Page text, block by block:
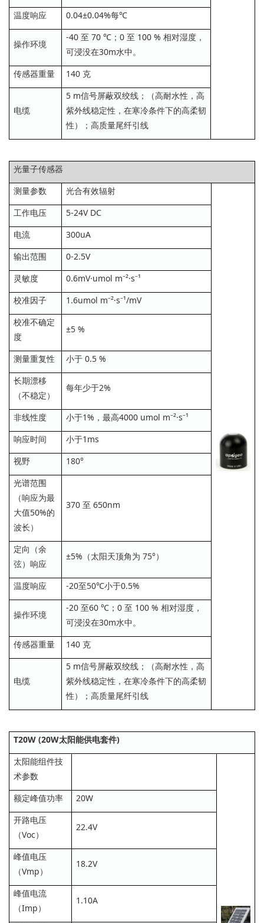
温度响应 0.04±0.04%每℃
操作环境
-40 至 70 ℃；0 至 100 % 相对湿度，
可浸没在30m水中。
传感器重量
140 克
电缆
5 m信号屏蔽双绞线；（高耐水性，高
紫外线稳定性，在寒冷条件下的高柔韧
性）；高质量尾纤引线
光量子传感器
测量参数
光合有效辐射
工作电压
5-24V DC
电流
300uA
输出范围
0-2.5V
灵敏度
0.6mV·umol m⁻²·s⁻¹
校准因子
1.6umol m⁻²·s⁻¹/mV
校准不确定
度
±5 %
测量重复性
小于 0.5 %
长期漂移
（不稳定）
每年少于2%
非线性度
小于1%，最高4000 umol m⁻²·s⁻¹
响应时间
小于1ms
视野
180°
光谱范围
（响应为最
大值50%的
波长）
370 至 650nm
定向（余
弦）响应
±5%（太阳天顶角为 75°）
温度响应 -20至50℃小于0.5%
操作环境
-20 至60 ℃；0 至 100 % 相对湿度，
可浸没在30m水中。
传感器重量
140 克
电缆
5 m信号屏蔽双绞线；（高耐水性，高
紫外线稳定性，在寒冷条件下的高柔韧
性）；高质量尾纤引线
T20W (20W太阳能供电套件)
太阳能组件技
术参数
额定峰值功率
20W
开路电压
（Voc）
22.4V
峰值电压
（Vmp）
18.2V
峰值电流
（Imp）
1.10A